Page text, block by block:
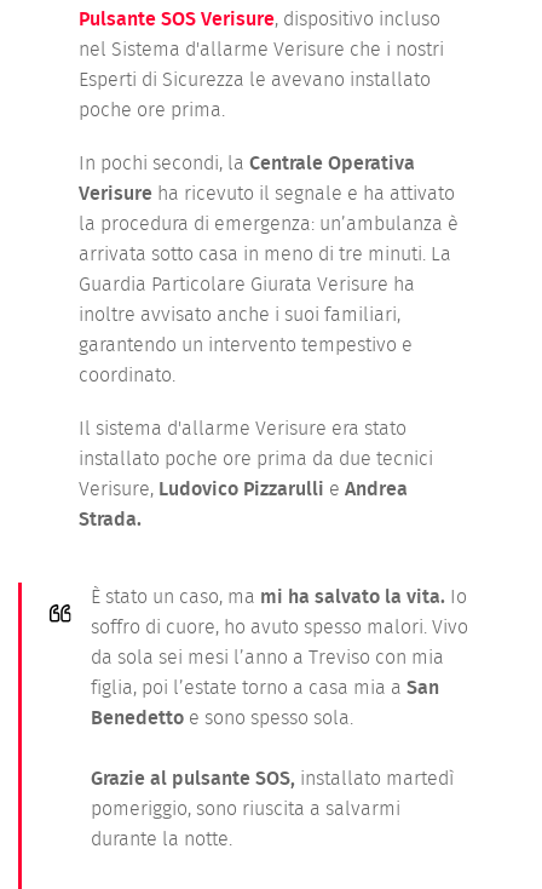
Pulsante SOS Verisure, dispositivo incluso
nel Sistema d'allarme Verisure che i nostri
Esperti di Sicurezza le avevano installato
poche ore prima.
In pochi secondi, la Centrale Operativa
Verisure ha ricevuto il segnale e ha attivato
la procedura di emergenza: un’ambulanza è
arrivata sotto casa in meno di tre minuti. La
Guardia Particolare Giurata Verisure ha
inoltre avvisato anche i suoi familiari,
garantendo un intervento tempestivo e
coordinato.
Il sistema d'allarme Verisure era stato
installato poche ore prima da due tecnici
Verisure, Ludovico Pizzarulli e Andrea
Strada.
È stato un caso, ma mi ha salvato la vita. Io
soffro di cuore, ho avuto spesso malori. Vivo
da sola sei mesi l’anno a Treviso con mia
figlia, poi l’estate torno a casa mia aSan
Benedetto e sono spesso sola.
Grazie al pulsante SOS, installato martedì
pomeriggio, sono riuscita a salvarmi
durante la notte.